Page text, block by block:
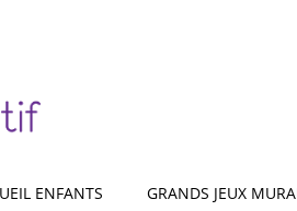
reconnaissance sensorielle
ENFANTS GRANDS JEUX